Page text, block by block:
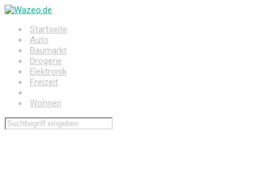
Zum
springenStartseite
Auto
Baumarkt
Drogerie
Elektronik
Freizeit
Wohnen